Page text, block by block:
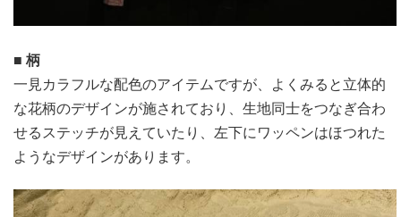
■ 柄
一見カラフルな配色のアイテムですが、よくみると立体的
な花柄のデザインが施されており、生地同士をつなぎ合わ
せるステッチが見えていたり、左下にワッペンはほつれた
ようなデザインがあります。